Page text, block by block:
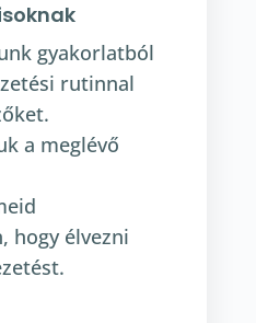
gyakorlatból
rutinnal
a meglévő
hogy élvezni